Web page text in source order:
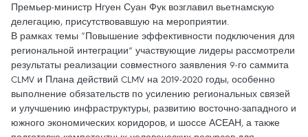
Премьер-министр Нгуен Суан Фук возглавил вьетнамскую
делегацию, присутствовавшую на мероприятии.
В рамках темы “Повышение эффективности подключения для
региональной интеграции” участвующие лидеры рассмотрели
результаты реализации совместного заявления 9-го саммита
CLMV и Плана действий CLMV на 2019-2020 годы, особенно
выполнение обязательств по усилению региональных связей
и улучшению инфраструктуры, развитию восточно-западного и
южного экономических коридоров, и шоссе АСЕАН, а также